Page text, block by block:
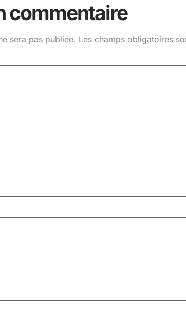
commentaire
sera pas publiée. Les champs obligatoires